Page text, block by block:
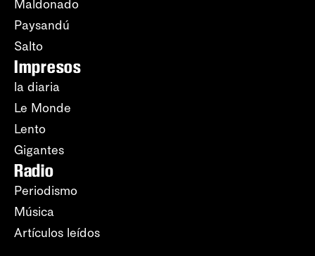
Maldonado
Paysandú
Salto
Impresos
la diaria
Le Monde
Lento
Gigantes
Radio
Periodismo
Música
Artículos leídos